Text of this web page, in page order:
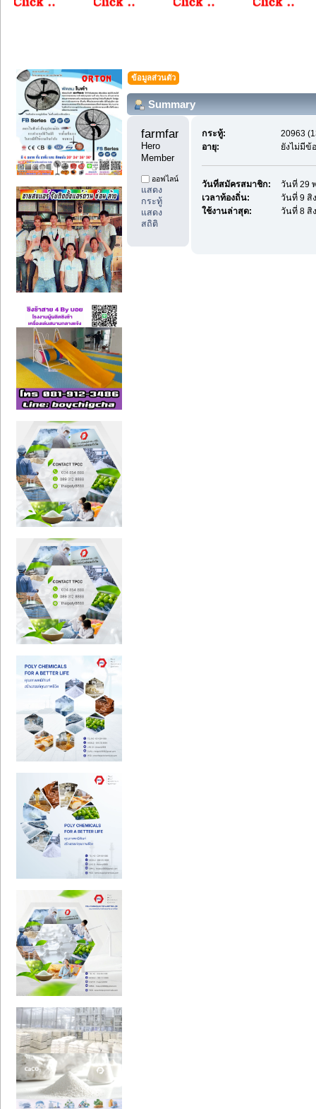
ข้อมูลส่วนตัว
Summary
Hero
Member
ออฟไลน์
แสดง
กระทู้
แสดง
สถิติ
กระทู้:
20963
อายุ:
ยังไม่มีข้
วันที่สมัครสมาชิก:
วันที่ 29
เวลาท้องถิ่น:
วันที่ 9 สิ
ใช้งานล่าสุด:
วันที่ 8 สิ